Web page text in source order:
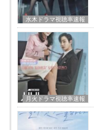
水木ドラマ視聴率速報
月火ドラマ視聴率速報